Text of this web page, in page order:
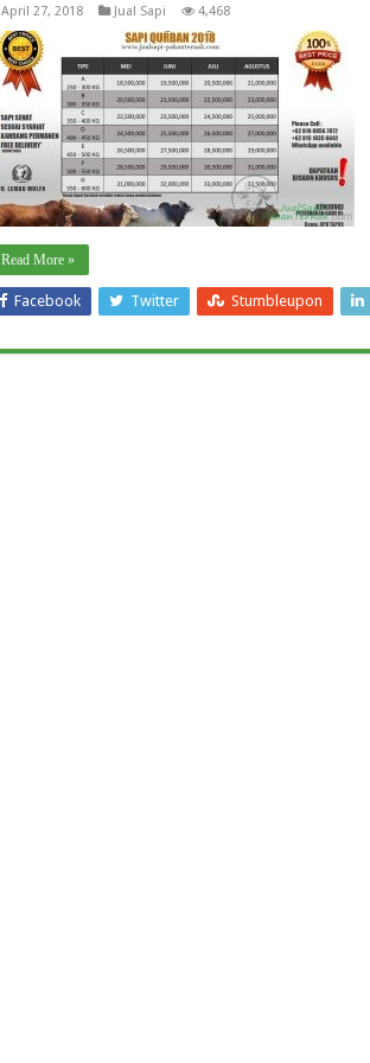
April 27, 2018 Jual Sapi 4,468
Read More »
Facebook Twitter Stumbleupon